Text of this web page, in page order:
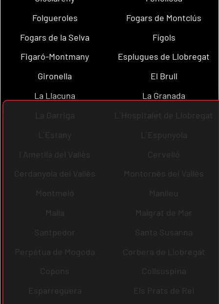
Folgueroles
Fogars de Montclús
Fogars de la Selva
Fígols
Figaró-Montmany
Esplugues de Llobregat
Gironella
El Brull
La Llacuna
La Granada
La Garriga
L´Hospitalet de Llobregat
L´Estany
L´Espunyola
l´Ametlla del Vallès
Cervelló
Cerdanyola del Vallès
Montornès del Vallès
Montmeló
Manlleu
Malla
Malgrat de Mar
Santpedor
Santa Susanna
Perpètua de Mogoda
Corbera de Llobregat
Copons
Collsuspina
Esparreguera
Els Prats de Rei